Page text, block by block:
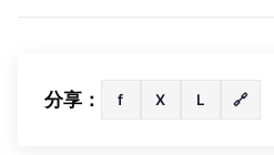
分享： f X L 🔗